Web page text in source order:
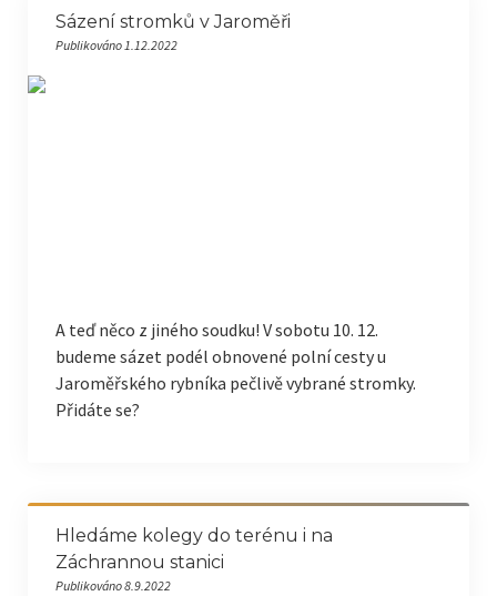
Sázení stromků v Jaroměři
Publikováno 1.12.2022
A teď něco z jiného soudku! V sobotu 10. 12.
budeme sázet podél obnovené polní cesty u
Jaroměřského rybníka pečlivě vybrané stromky.
Přidáte se?
Hledáme kolegy do terénu i na
Záchrannou stanici
Publikováno 8.9.2022